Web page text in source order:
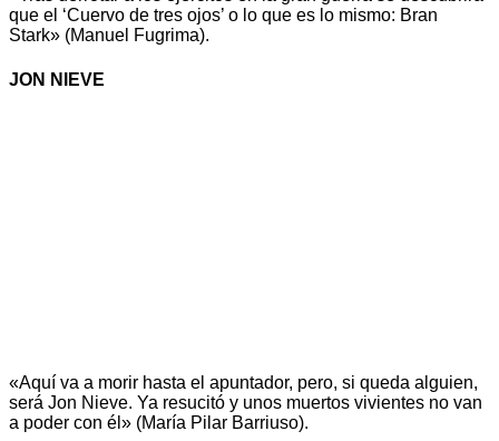
que el ‘Cuervo de tres ojos’ o lo que es lo mismo: Bran
Stark» (Manuel Fugrima).
JON NIEVE
«Aquí va a morir hasta el apuntador, pero, si queda alguien,
será Jon Nieve. Ya resucitó y unos muertos vivientes no van
a poder con él» (María Pilar Barriuso).